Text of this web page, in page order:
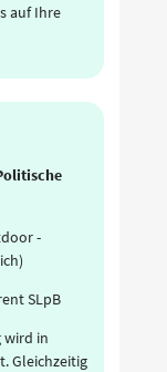
auf Ihre
-
SLpB
wird in
Gleichzeitig